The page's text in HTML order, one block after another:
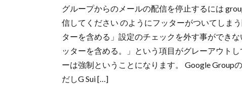
グループからのメールの配信を停止するには
信してください のようにフッターがついてしま
ターを含める」設定のチェックを外す事ができ
ッターを含める。」という項目がグレーアウト
ーは強制ということになります。 Google Group
だしG Sui […]